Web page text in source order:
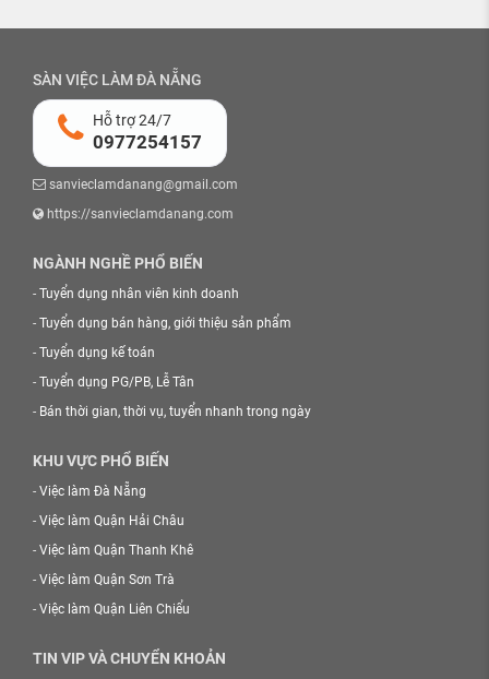
SÀN VIỆC LÀM ĐÀ NẴNG
Hỗ trợ 24/7
0977254157
sanvieclamdanang@gmail.com
https://sanvieclamdanang.com
NGÀNH NGHỀ PHỔ BIẾN
- Tuyển dụng nhân viên kinh doanh
- Tuyển dụng bán hàng, giới thiệu sản phẩm
- Tuyển dụng kế toán
- Tuyển dụng PG/PB, Lễ Tân
- Bán thời gian, thời vụ, tuyển nhanh trong ngày
KHU VỰC PHỔ BIẾN
- Việc làm Đà Nẵng
- Việc làm Quận Hải Châu
- Việc làm Quận Thanh Khê
- Việc làm Quận Sơn Trà
- Việc làm Quận Liên Chiểu
TIN VIP VÀ CHUYỂN KHOẢN